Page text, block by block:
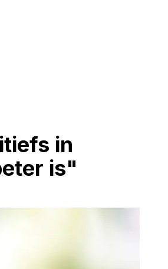
in
is"